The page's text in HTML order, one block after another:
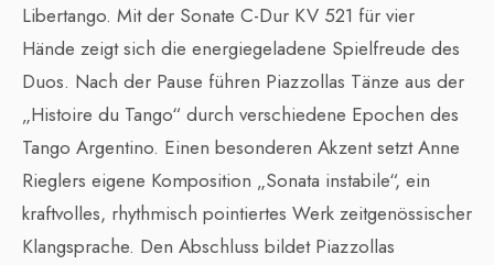
Libertango. Mit der Sonate C-Dur KV 521 für vier
Hände zeigt sich die energiegeladene Spielfreude des
Duos. Nach der Pause führen Piazzollas Tänze aus der
„Histoire du Tango“ durch verschiedene Epochen des
Tango Argentino. Einen besonderen Akzent setzt Anne
Rieglers eigene Komposition „Sonata instabile“, ein
kraftvolles, rhythmisch pointiertes Werk zeitgenössischer
Klangsprache. Den Abschluss bildet Piazzollas